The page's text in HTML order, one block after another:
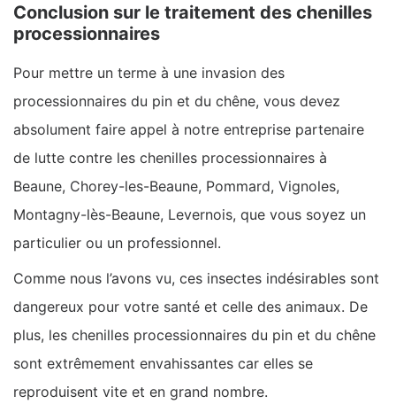
Conclusion sur le traitement des chenilles
processionnaires
Pour mettre un terme à une invasion des
processionnaires du pin et du chêne, vous devez
absolument faire appel à notre entreprise partenaire
de lutte contre les chenilles processionnaires à
Beaune, Chorey-les-Beaune, Pommard, Vignoles,
Montagny-lès-Beaune, Levernois, que vous soyez un
particulier ou un professionnel.
Comme nous l’avons vu, ces insectes indésirables sont
dangereux pour votre santé et celle des animaux. De
plus, les chenilles processionnaires du pin et du chêne
sont extrêmement envahissantes car elles se
reproduisent vite et en grand nombre.